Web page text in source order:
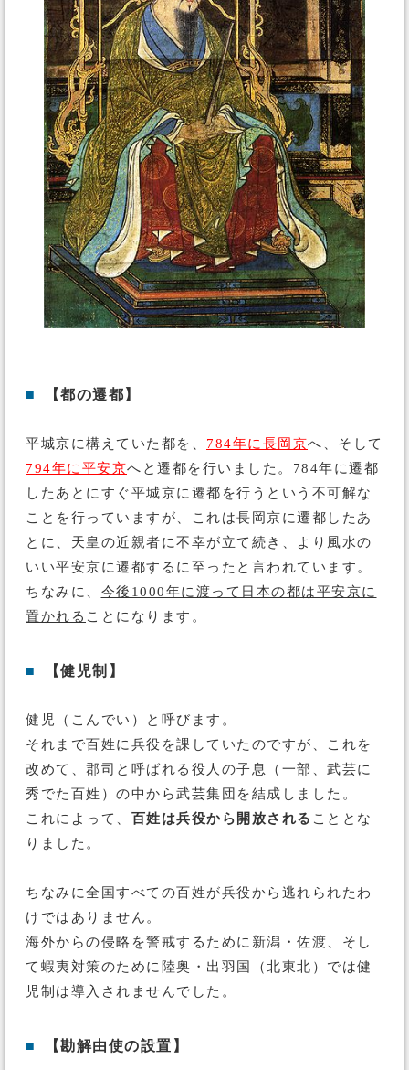
■ 【都の遷都】
平城京に構えていた都を、 784年に長岡京へ、そして
794年に平安京へと遷都を行いました。784年に遷都
したあとにすぐ平城京に遷都を行うという不可解な
ことを行っていますが、これは長岡京に遷都したあ
とに、天皇の近親者に不幸が立て続き、より風水の
いい平安京に遷都するに至ったと言われています。
ちなみに、 今後1000年に渡って日本の都は平安京に
置かれる ことになります。
■ 【健児制】
健児（こんでい）と呼びます。
それまで百姓に兵役を課していたのですが、これを
改めて、郡司と呼ばれる役人の子息（一部、武芸に
秀でた百姓）の中から武芸集団を結成しました。
これによって、 百姓は兵役から開放される こととな
りました。
ちなみに全国すべての百姓が兵役から逃れられたわ
けではありません。
海外からの侵略を警戒するために新潟・佐渡、そし
て蝦夷対策のために陸奥・出羽国（北東北）では健
児制は導入されませんでした。
■ 【勘解由使の設置】